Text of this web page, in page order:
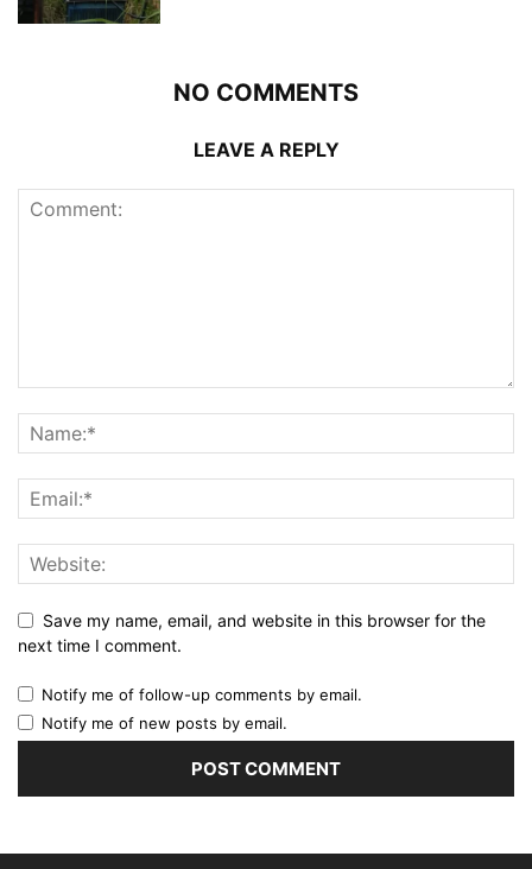
NO COMMENTS
LEAVE A REPLY
Save my name, email, and website in this browser for the
next time I comment.
Notify me of follow-up comments by email.
Notify me of new posts by email.